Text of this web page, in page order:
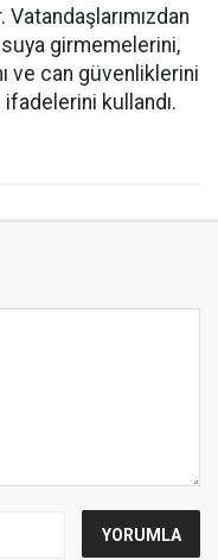
Vatandaşlarımızdan
girmemelerini,
ve can güvenliklerini
kullandı.